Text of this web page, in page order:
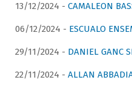
13/12/2024 - CAMALEON
06/12/2024 - ESCUALO
29/11/2024 - DANIEL GANC
22/11/2024 - ALLAN